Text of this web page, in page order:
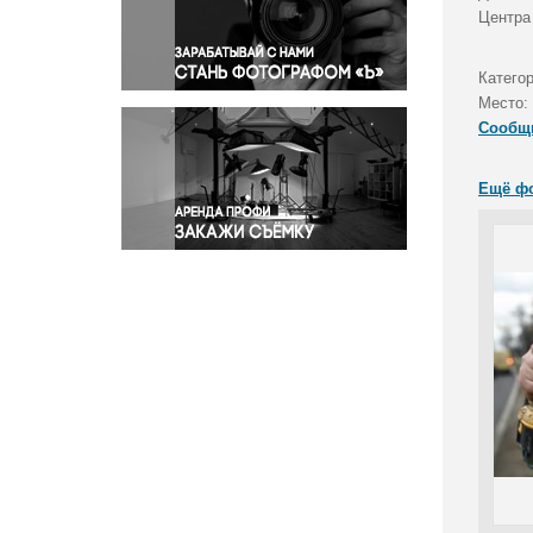
Правосудие
Происшествия и конфликты
Религия
Светская жизнь
Спорт
Экология
Экономика и бизнес
Место:
Ещё